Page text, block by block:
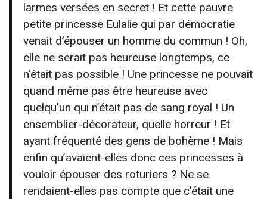
larmes versées en secret ! Et cette pauvre
petite princesse Eulalie qui par démocratie
venait d’épouser un homme du commun ! Oh,
elle ne serait pas heureuse longtemps, ce
n’était pas possible ! Une princesse ne pouvait
quand même pas être heureuse avec
quelqu’un qui n’était pas de sang royal ! Un
ensemblier-décorateur, quelle horreur ! Et
ayant fréquenté des gens de bohème ! Mais
enfin qu’avaient-elles donc ces princesses à
vouloir épouser des roturiers ? Ne se
rendaient-elles pas compte que c’était une